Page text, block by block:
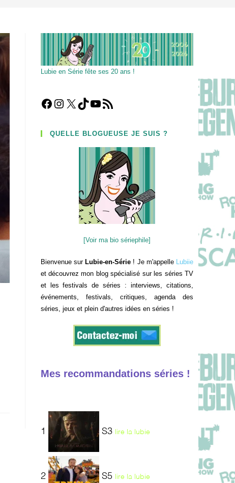
Lubie en Série fête ses 20 ans !
Facebook
Instagram
X TikTokYouTube
Flux RSS
QUELLE BLOGUEUSE JE SUIS ?
[Voir ma bio sériephile]
Bienvenue sur Lubie-en-Série ! Je m'appelle Lubiie
et découvrez mon blog spécialisé sur les séries TV
et les festivals de séries : interviews, citations,
événements, festivals, critiques, agenda des
séries, jeux et plein d'autres idées en séries !
Mes recommandations séries !
1 S3 lire la lubie
2 S5 lire la lubie